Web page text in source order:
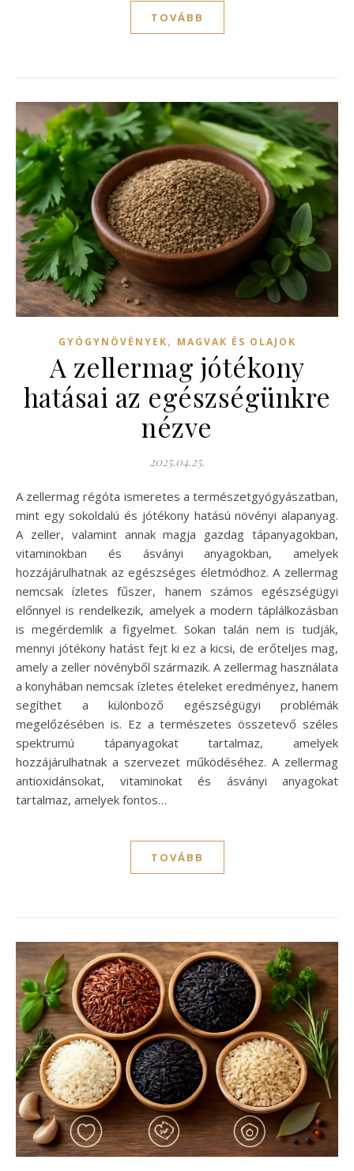
TOVÁBB
GYÓGYNÖVÉNYEK, MAGVAK ÉS OLAJOK
A zellermag jótékony
hatásai az egészségünkre
nézve
2025.04.25.
A zellermag régóta ismeretes a természetgyógyászatban,
mint egy sokoldalú és jótékony hatású növényi alapanyag.
A zeller, valamint annak magja gazdag tápanyagokban,
vitaminokban és ásványi anyagokban, amelyek
hozzájárulhatnak az egészséges életmódhoz. A zellermag
nemcsak ízletes fűszer, hanem számos egészségügyi
előnnyel is rendelkezik, amelyek a modern táplálkozásban
is megérdemlik a figyelmet. Sokan talán nem is tudják,
mennyi jótékony hatást fejt ki ez a kicsi, de erőteljes mag,
amely a zeller növényből származik. A zellermag használata
a konyhában nemcsak ízletes ételeket eredményez, hanem
segíthet a különböző egészségügyi problémák
megelőzésében is. Ez a természetes összetevő széles
spektrumú tápanyagokat tartalmaz, amelyek
hozzájárulhatnak a szervezet működéséhez. A zellermag
antioxidánsokat, vitaminokat és ásványi anyagokat
tartalmaz, amelyek fontos…
TOVÁBB